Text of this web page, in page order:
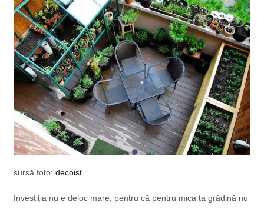
sursă foto: decoist
Investiția nu e deloc mare, pentru că pentru mica ta grădină nu